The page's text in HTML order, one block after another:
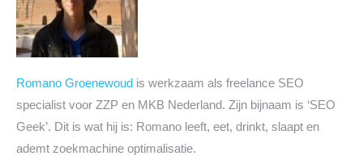
Romano Groenewoud is werkzaam als freelance SEO
specialist voor ZZP en MKB Nederland. Zijn bijnaam is ‘SEO
Geek’. Dit is wat hij is: Romano leeft, eet, drinkt, slaapt en
ademt zoekmachine optimalisatie.